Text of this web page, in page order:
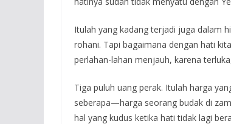
Itulah yang kadang terjadi juga dalam
rohani. Tapi bagaimana dengan hati
perlahan-lahan menjauh, karena
Tiga puluh uang perak. Itulah harga
seberapa—harga seorang budak di
hal yang kudus ketika hati tidak lagi